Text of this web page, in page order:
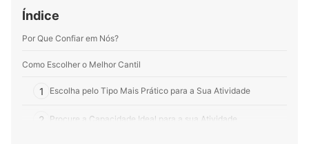
Perfil de Beatriz Assaf
Índice
Por Que Confiar em Nós?
Como Escolher o Melhor Cantil
1 Escolha pelo Tipo Mais Prático para a Sua Atividade
2 Procure a Capacidade Ideal para a sua Atividade